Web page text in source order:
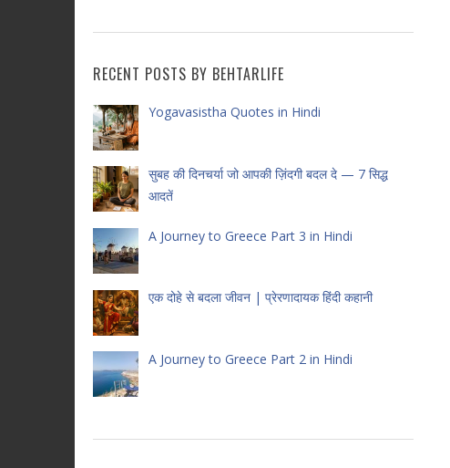
RECENT POSTS BY BEHTARLIFE
Yogavasistha Quotes in Hindi
सुबह की दिनचर्या जो आपकी ज़िंदगी बदल दे — 7 सिद्ध
आदतें
A Journey to Greece Part 3 in Hindi
एक दोहे से बदला जीवन | प्रेरणादायक हिंदी कहानी
A Journey to Greece Part 2 in Hindi